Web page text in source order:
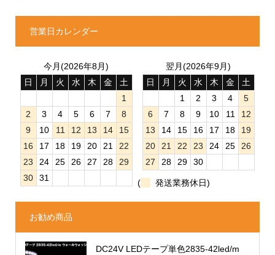
営業日カレンダー
今月(2026年8月)
日
月 火 水 木 金
土
1
2
3 4 5 6 7
8
9
10 11 12 13 14
15
16
17 18 19 20 21
22
23
24 25 26 27 28
29
30
31
翌月(2026年9月)
日
月 火 水 木 金
土
1
2 3 4
5
6
7 8 9 10 11
12
13
14 15 16 17 18
19
20
21 22 23 24 25
26
27
28 29 30
( 発送業務休日)
お勧め商品
DC24V LEDテープ単色2835-42led/m